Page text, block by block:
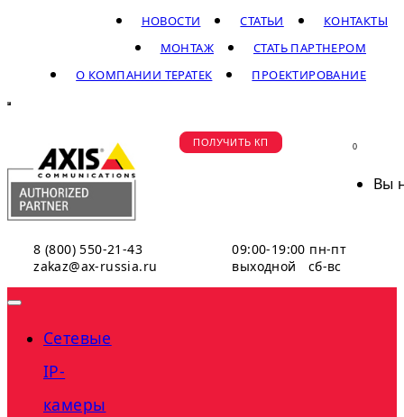
КОНТАКТЫ
СТАТЬИ
НОВОСТИ
СТАТЬ ПАРТНЕРОМ
МОНТАЖ
ПРОЕКТИРОВАНИЕ
О КОМПАНИИ ТЕРАТЕК
8 (800) 550-21-43
zakaz@ax-russia.ru
09:00-19:00 пн-пт
выходной сб-вс
ПОЛУЧИТЬ КП 0
Вы
Сетевые
IP-
камеры